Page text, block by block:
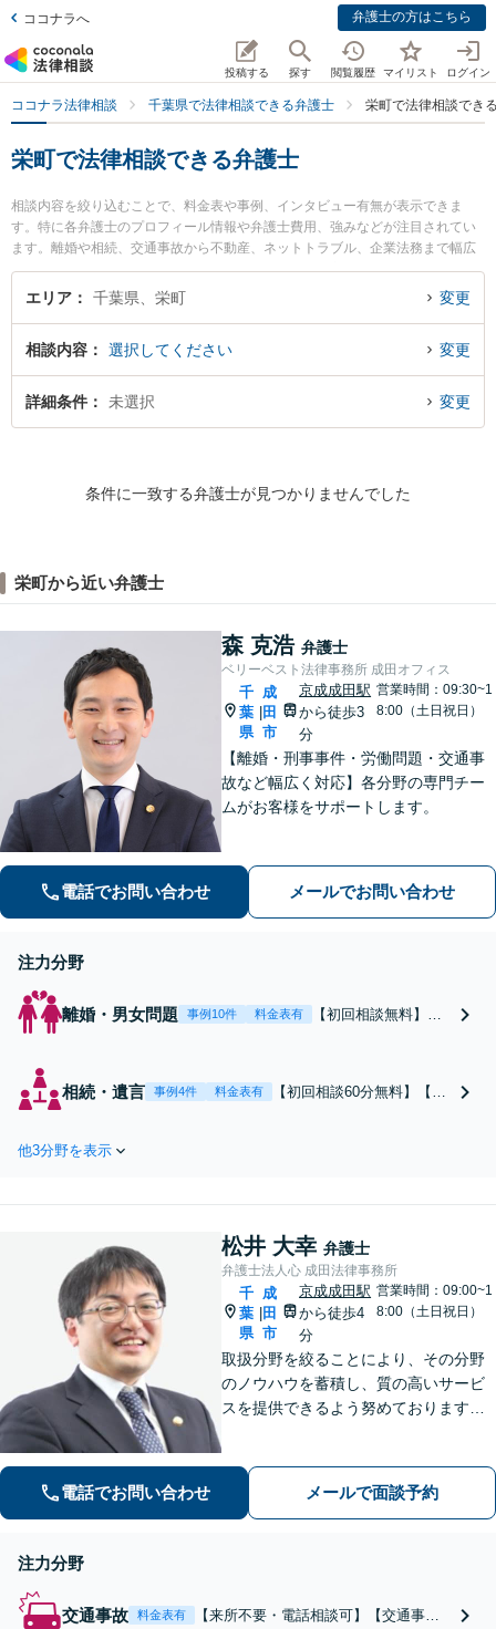
ココナラへ 弁護士の方はこちら
投稿する 探す 閲覧履歴 マイリスト ログイン
ココナラ法律相談 千葉県で法律相談できる弁護士 栄町で法律相談でき
栄町で法律相談できる弁護士
相談内容を絞り込むことで、料金表や事例、インタビュー有無が表示できま
す。特に各弁護士のプロフィール情報や弁護士費用、強みなどが注目されてい
ます。離婚や相続、交通事故から不動産、ネットトラブル、企業法務まで幅広
く取り扱う弁護士が多数。こんな法律相談をお持ちの方は是非ご利用くださ
い。栄町で土日や夜間に発生した不倫慰謝料トラブルを今すぐに弁護士に相談
栄町内の弁護士に相談予約したい』などでお困りの相談者さんにおすすめで
す。
エリア 千葉県、栄町 変更
相談内容 選択してください 変更
詳細条件 未選択 変更
条件に一致する弁護士が見つかりませんでした
栄町から近い弁護士
森 克浩 弁護士
ベリーベスト法律事務所 成田オフィス
千
葉
県
成
田
市
京成成田駅
から徒歩3
分
営業時間：09:30~1
8:00（土日祝日）
【離婚・刑事事件・労働問題・交通事
故など幅広く対応】各分野の専門チー
ムがお客様をサポートします。
電話でお問い合わせ メールでお問い合わせ
注力分野
離婚・男女問題 事例10件 料金表有
【初回相談無料】あ
況を丁寧にお聞きし
さい。【リーズナブ
ルな料金設定】
相続・遺言 事例4件 料金表有
【初回相談60分無料】【全
続税対策等お任せくださ
【解決実績豊富】【電話相
談可】
他3分野を表示
松井 大幸 弁護士
弁護士法人心 成田法律事務所
千
葉
県
成
田
市
京成成田駅
から徒歩4
分
営業時間：09:00~1
8:00（土日祝日）
取扱分野を絞ることにより、その分野
のノウハウを蓄積し、質の高いサービ
スを提供できるよう努めております。
電話でお問い合わせ メールで面談予約
注力分野
交通事故 料金表有
【来所不要・電話相談可】【交通事